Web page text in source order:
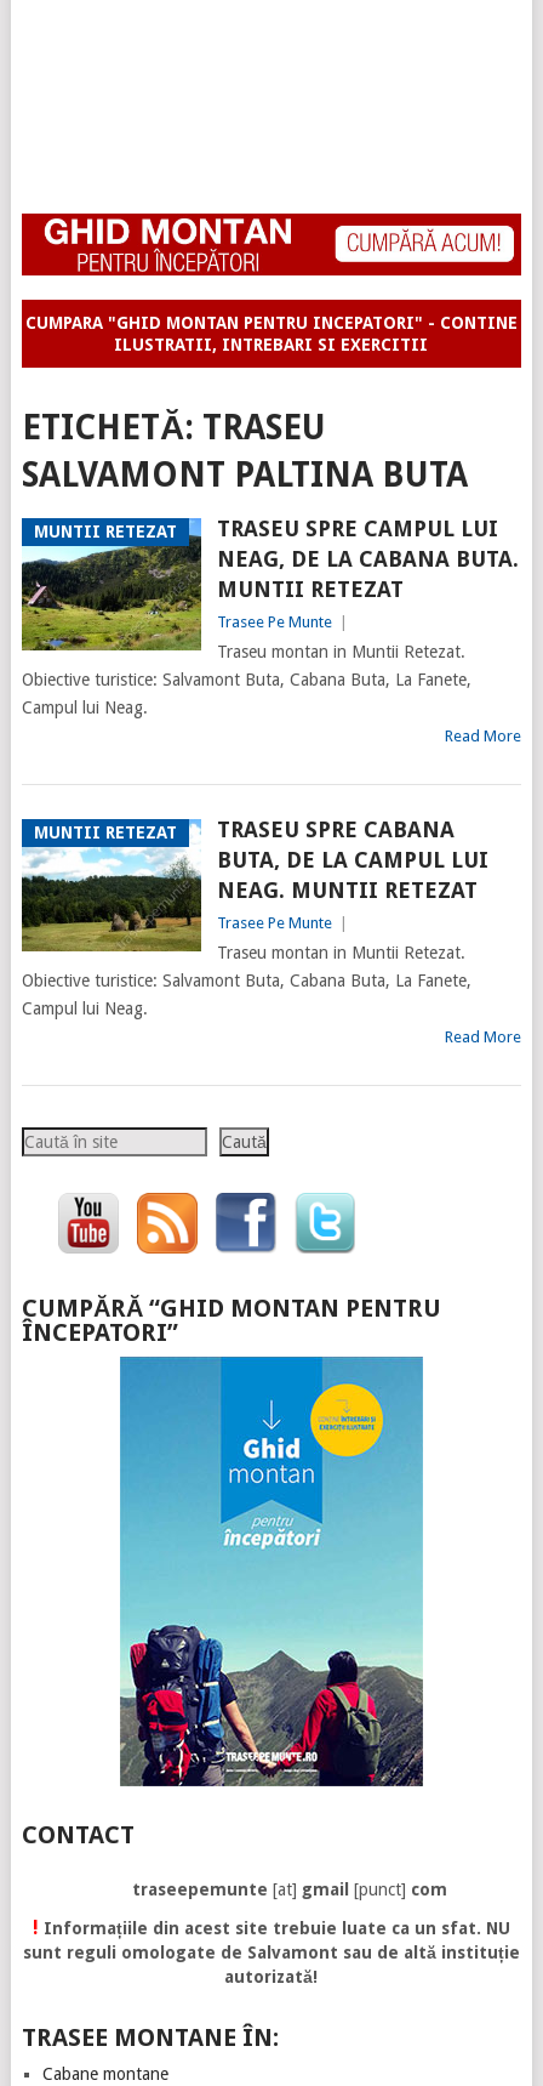
CUMPARA "GHID MONTAN PENTRU INCEPATORI" - CONTINE
ILUSTRATII, INTREBARI SI EXERCITII
ETICHETĂ: TRASEU
SALVAMONT PALTINA BUTA
MUNTII RETEZAT
TRASEU SPRE CAMPUL LUI
NEAG, DE LA CABANA BUTA.
MUNTII RETEZAT
Trasee Pe Munte
Traseu montan in Muntii Retezat.
Obiective turistice: Salvamont Buta, Cabana Buta, La Fanete,
Campul lui Neag.
Read More
MUNTII RETEZAT
TRASEU SPRE CABANA
BUTA, DE LA CAMPUL LUI
NEAG. MUNTII RETEZAT
Trasee Pe Munte
Traseu montan in Muntii Retezat.
Obiective turistice: Salvamont Buta, Cabana Buta, La Fanete,
Campul lui Neag.
Read More
Caută Caută
CUMPĂRĂ “GHID MONTAN PENTRU
ÎNCEPATORI”
CONTACT
traseepemunte [at] gmail [punct] com
! Informațiile din acest site trebuie luate ca un sfat. NU
sunt reguli omologate de Salvamont sau de altă instituție
autorizată!
TRASEE MONTANE ÎN:
Cabane montane